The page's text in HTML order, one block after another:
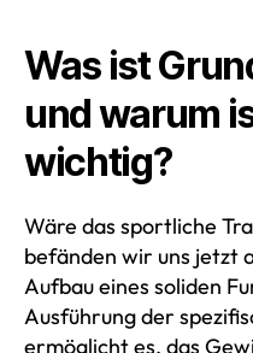
Was ist
und warum
wichtig?
Wäre das sportliche
befänden wir uns jetzt
Aufbau eines soliden
Ausführung der
ermöglicht es, das